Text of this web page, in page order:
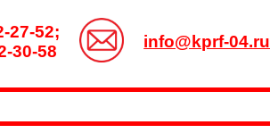
27-52;
30-58
info@kprf-04.ru